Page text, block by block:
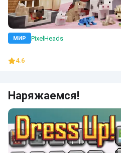
МИР PixelHeads
4.6
Наряжаемся!